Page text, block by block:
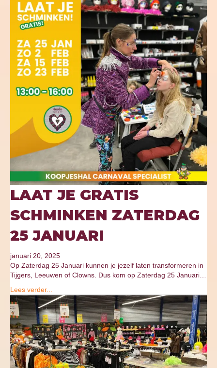
LAAT JE GRATIS
SCHMINKEN ZATERDAG
25 JANUARI
januari 20, 2025
Op Zaterdag 25 Januari kunnen je jezelf laten transformeren in
Tijgers, Leeuwen of Clowns. Dus kom op Zaterdag 25 Januari…
Lees verder...